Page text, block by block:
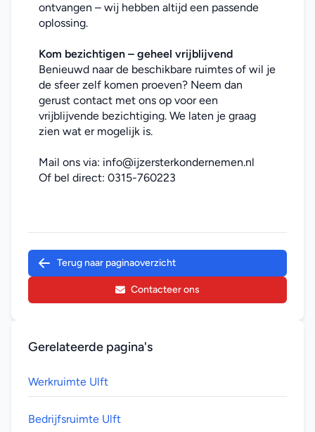
ontvangen – wij hebben altijd een passende
oplossing.
Kom bezichtigen – geheel vrijblijvend
Benieuwd naar de beschikbare ruimtes of wil je
de sfeer zelf komen proeven? Neem dan
gerust contact met ons op voor een
vrijblijvende bezichtiging. We laten je graag
zien wat er mogelijk is.
Mail ons via: info@ijzersterkondernemen.nl
Of bel direct: 0315-760223
Terug naar paginaoverzicht
Contacteer ons
Gerelateerde pagina's
Werkruimte Ulft
Bedrijfsruimte Ulft